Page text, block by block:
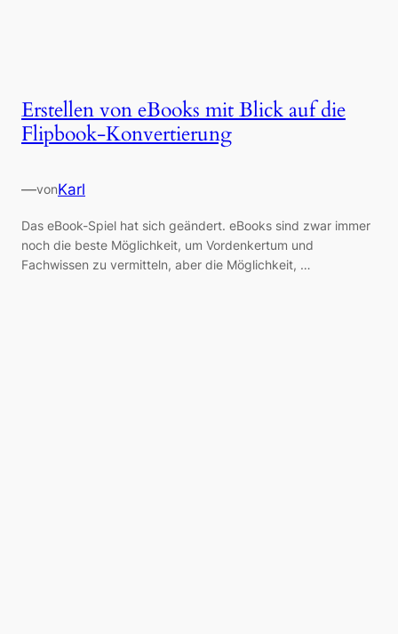
Erstellen von eBooks mit Blick auf die
Flipbook-Konvertierung
—vonKarl
Das eBook-Spiel hat sich geändert. eBooks sind zwar immer
noch die beste Möglichkeit, um Vordenkertum und
Fachwissen zu vermitteln, aber die Möglichkeit, …